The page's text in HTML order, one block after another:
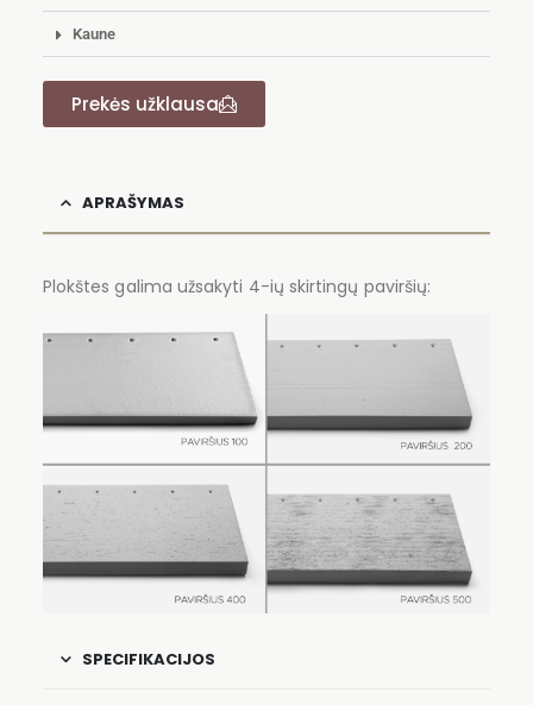
Kaune
Prekės užklausa
APRAŠYMAS
Plokštes galima užsakyti 4-ių skirtingų paviršių:
SPECIFIKACIJOS